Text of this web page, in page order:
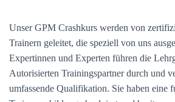
Unser GPM Crashkurs werden von
Trainern geleitet, die speziell von uns
Expertinnen und Experten führen die
Autorisierten Trainingspartner durch und
umfassende Qualifikation. Sie haben eine